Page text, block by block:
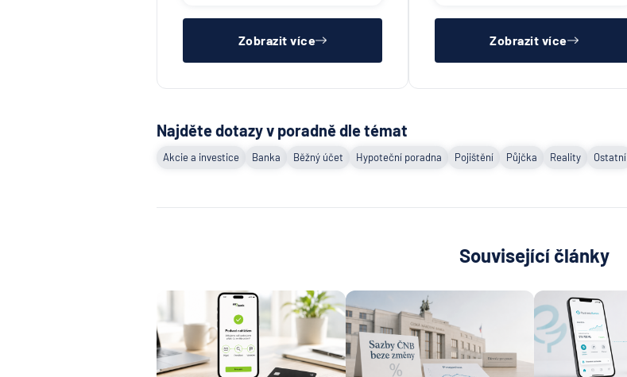
Zobrazit více Zobrazit více
Najděte dotazy v poradně dle témat
Akcie a investice Banka Běžný účet Hypoteční poradna Pojištění Půjčka Reality Ostatní
Související články